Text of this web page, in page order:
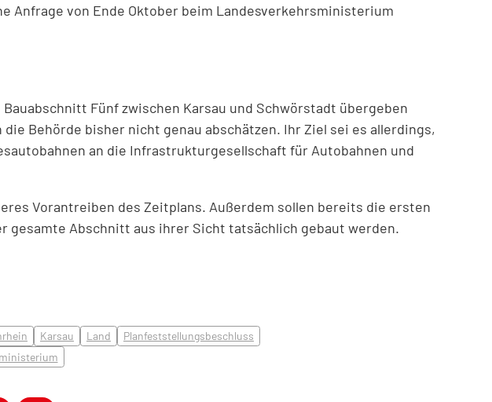
Anfrage von Ende Oktober beim Landesverkehrsministerium
Fünf zwischen Karsau und Schwörstadt übergeben
Behörde bisher nicht genau abschätzen. Ihr Ziel sei es allerdings,
an die Infrastrukturgesellschaft für Autobahnen und
Vorantreiben des Zeitplans. Außerdem sollen bereits die ersten
gesamte Abschnitt aus ihrer Sicht tatsächlich gebaut werden.
Karsau Land
Planfeststellungsbeschluss